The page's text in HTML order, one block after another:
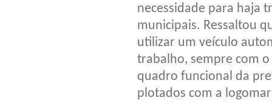
necessidade para haja
municipais. Ressaltou
utilizar um veículo
trabalho, sempre com
quadro funcional da
plotados com a